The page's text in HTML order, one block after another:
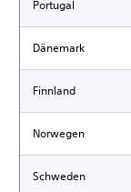
Portugal
Dänemark
Finnland
Norwegen
Schweden